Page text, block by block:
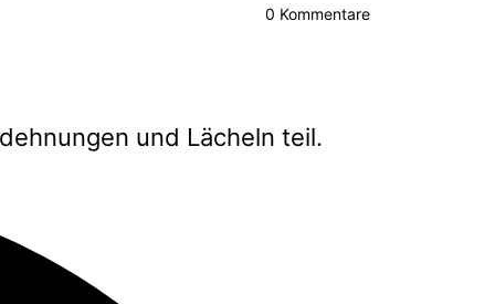
0 Kommentare